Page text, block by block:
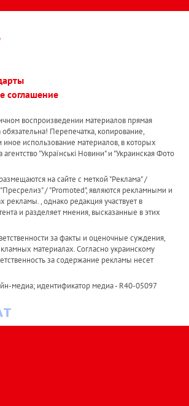
соглашение
воспроизведении материалов прямая
Перепечатка, копирование,
использование материалов, в которых
"Українськi Новини" и "Украинская Фото
на сайте с меткой "Реклама" /
/ "Promoted", являются рекламными и
рекламы. , однако редакция участвует в
и разделяет мнения, высказанные в этих
за факты и оценочные суждения,
материалах. Согласно украинскому
за содержание рекламы несет
медиа; идентификатор медиа - R40-05097